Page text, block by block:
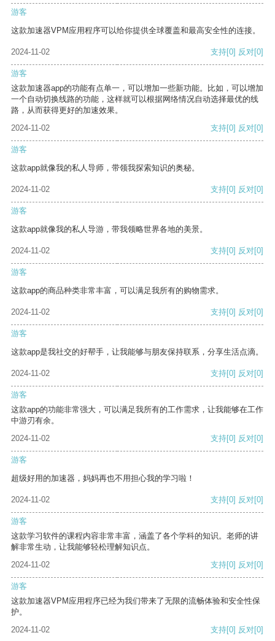
游客
这款加速器VPM应用程序可以给你提供全球覆盖和最高安全性的连接。
2024-11-02 支持[0] 反对[0]
游客
这款加速器app的功能有点单一，可以增加一些新功能。比如，可以增加
一个自动切换线路的功能，这样就可以根据网络情况自动选择最优的线
路，从而获得更好的加速效果。
2024-11-02
支持[0] 反对[0]
游客
这款app就像我的私人导师，带领我探索知识的奥秘。
2024-11-02 支持[0] 反对[0]
游客
这款app就像我的私人导游，带我领略世界各地的美景。
2024-11-02 支持[0] 反对[0]
游客
这款app的商品种类非常丰富，可以满足我所有的购物需求。
2024-11-02 支持[0] 反对[0]
游客
这款app是我社交的好帮手，让我能够与朋友保持联系，分享生活点滴。
2024-11-02 支持[0] 反对[0]
游客
这款app的功能非常强大，可以满足我所有的工作需求，让我能够在工作
中游刃有余。
2024-11-02
支持[0] 反对[0]
游客
超级好用的加速器，妈妈再也不用担心我的学习啦！
2024-11-02 支持[0] 反对[0]
游客
这款学习软件的课程内容非常丰富，涵盖了各个学科的知识。老师的讲
解非常生动，让我能够轻松理解知识点。
2024-11-02
支持[0] 反对[0]
游客
这款加速器VPM应用程序已经为我们带来了无限的流畅体验和安全性保
护。
2024-11-02
支持[0] 反对[0]